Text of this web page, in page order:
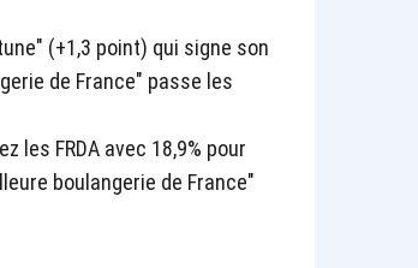
(+1,3 point) qui signe son
de France" passe les
les FRDA avec 18,9% pour
boulangerie de France"